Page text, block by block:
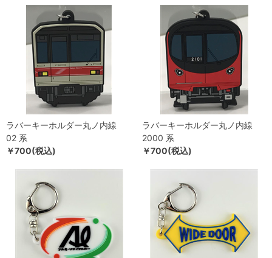
ラバーキーホルダー丸ノ内線
02 系
￥700(税込)
ラバーキーホルダー丸ノ内線
2000 系
￥700(税込)